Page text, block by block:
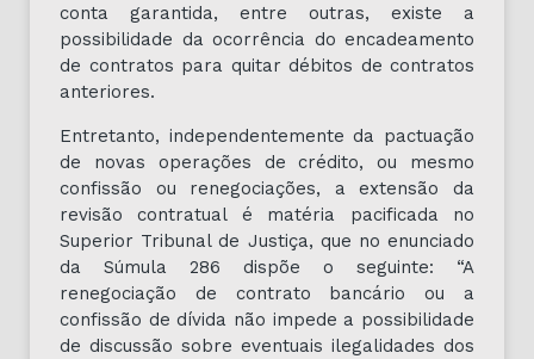
conta garantida, entre outras, existe a
possibilidade da ocorrência do encadeamento
de contratos para quitar débitos de contratos
anteriores.
Entretanto, independentemente da pactuação
de novas operações de crédito, ou mesmo
confissão ou renegociações, a extensão da
revisão contratual é matéria pacificada no
Superior Tribunal de Justiça, que no enunciado
da Súmula 286 dispõe o seguinte: “A
renegociação de contrato bancário ou a
confissão de dívida não impede a possibilidade
de discussão sobre eventuais ilegalidades dos